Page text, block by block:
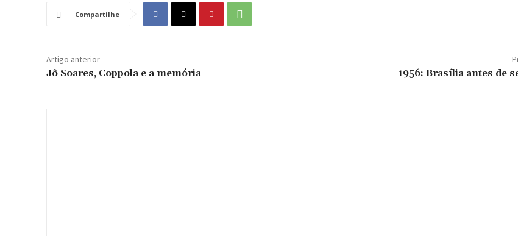
Compartilhe
Artigo anterior
Jô Soares, Coppola e a memória 1956: Brasília antes de